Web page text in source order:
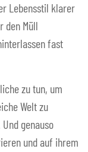
Lebensstil klarer
den Müll
fast
zu tun, um
Welt zu
genauso
und auf ihrem